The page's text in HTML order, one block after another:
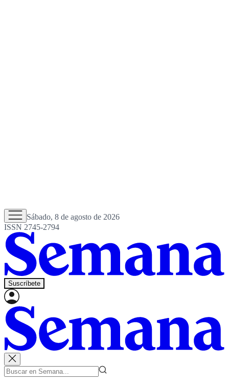
Sábado, 8 de agosto de 2026
ISSN 2745-2794
Suscríbete